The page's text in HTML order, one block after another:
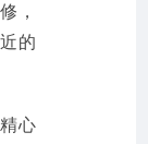
，
的
心